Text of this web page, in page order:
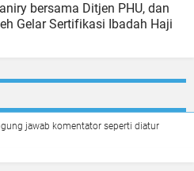
bersama Ditjen PHU, dan
Gelar Sertifikasi Ibadah Haji
jawab komentator seperti diatur